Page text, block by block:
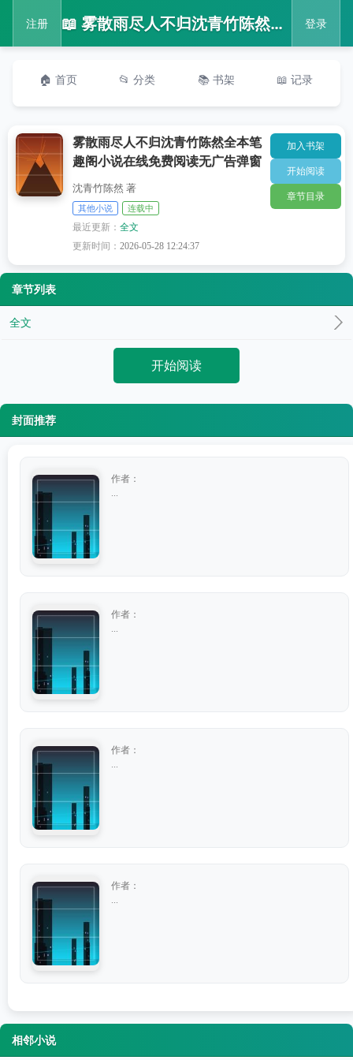
注册 📖 雾散雨尽人不归沈青竹陈然全本笔趣阁小说在线免费阅读无广告弹窗 登录
🏠 首页 📂 分类 📚 书架 📖 记录
雾散雨尽人不归沈青竹陈然全本笔
趣阁小说在线免费阅读无广告弹窗
沈青竹陈然 著
其他小说 连载中
最近更新：全文
更新时间：2026-05-28 12:24:37
加入书架
开始阅读
章节目录
章节列表
全文
开始阅读
封面推荐
作者：
作者：
作者：
作者：
相邻小说